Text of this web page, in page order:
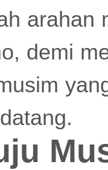
arahan
demi